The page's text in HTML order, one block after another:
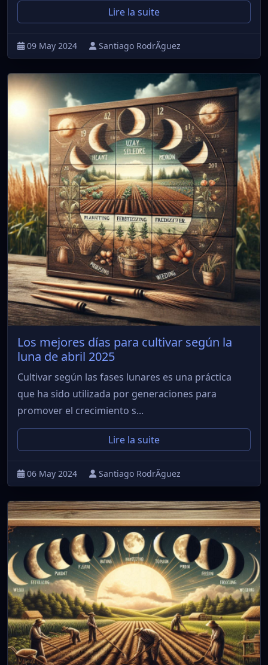
Lire la suite
09 May 2024 Santiago RodrÃ­guez
Los mejores días para cultivar según la
luna de abril 2025
Cultivar según las fases lunares es una práctica
que ha sido utilizada por generaciones para
promover el crecimiento s...
Lire la suite
06 May 2024 Santiago RodrÃ­guez